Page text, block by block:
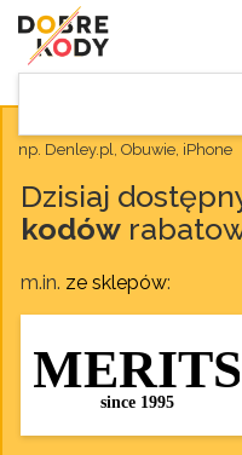
np. Denley.pl, Obuwie, iPhone
Dzisiaj
kodów
m.in. ze sklepów: